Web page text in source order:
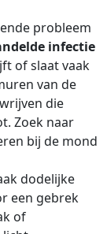
probleem
infectie
of slaat vaak
van de
die
Zoek naar
bij de mond
dodelijke
een gebrek
of